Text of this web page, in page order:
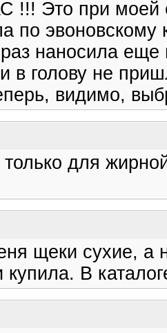
Это при моей
по эвоновскому
наносила
в голову не
видимо,
только для
щеки сухие, а
купила. В